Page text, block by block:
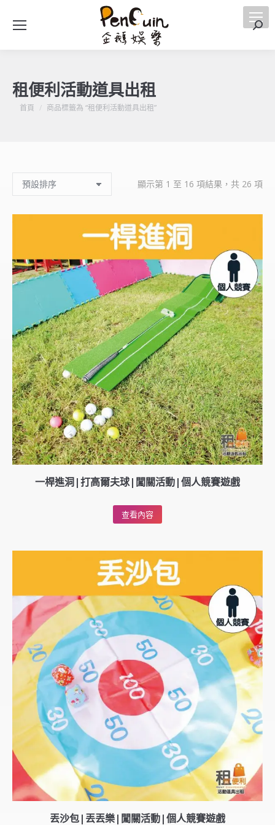
搜
租便利活動道具出租
您在這裡：
首頁 商品標籤為 “租便利活動道具出租”
顯示第 1 至 16 項結果，共 26 項
一桿進洞|打高爾夫球|闖關活動|個人競賽遊戲
查看內容
丟沙包|丟丟樂|闖關活動|個人競賽遊戲